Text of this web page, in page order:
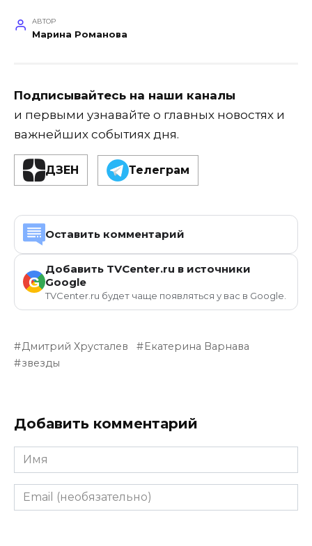
АВТОР
Марина Романова
Подписывайтесь на наши каналы
и первыми узнавайте о главных новостях и
важнейших событиях дня.
ДЗЕН Телеграм
Оставить комментарий
G
Добавить TVCenter.ru в источники
Google
TVCenter.ru будет чаще появляться у вас в Google.
Дмитрий Хрусталев
Екатерина Варнава
звезды
Добавить комментарий
Имя
Email
(необязательно)